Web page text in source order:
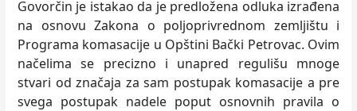
Govorčin je istakao da je predložena odluka izrađena
na osnovu Zakona o poljoprivrednom zemljištu i
Programa komasacije u Opštini Bački Petrovac. Ovim
načelima se precizno i unapred regulišu mnoge
stvari od značaja za sam postupak komasacije a pre
svega postupak nadele poput osnovnih pravila o